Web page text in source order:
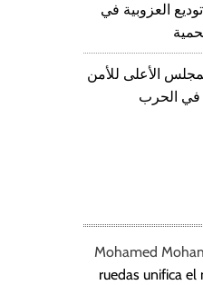
العزوبية في
الأعلى للأمن
في الحرب
Mohamed
ruedas unifica